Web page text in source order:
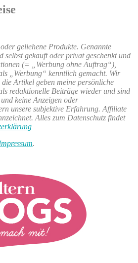
geliehene Produkte. Genannte
selbst gekauft oder privat geschenkt und
(= „Werbung ohne Auftrag“),
„Werbung“ kenntlich gemacht. Wir
Artikel geben meine persönliche
redaktionelle Beiträge wieder und sind
keine Anzeigen oder
unsere subjektive Erfahrung. Affiliate
Alles zum Datenschutz findet
.